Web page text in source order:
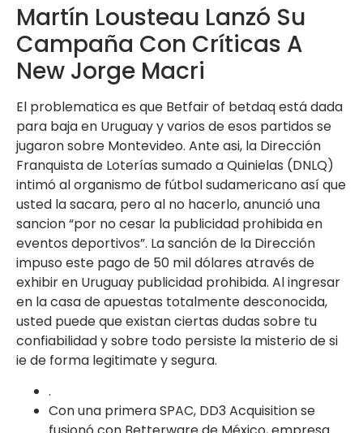
Martín Lousteau Lanzó Su
Campaña Con Críticas A
New Jorge Macri
El problematica es que Betfair of betdaq está dada
para baja en Uruguay y varios de esos partidos se
jugaron sobre Montevideo. Ante asi, la Dirección
Franquista de Loterías sumado a Quinielas (DNLQ)
intimó al organismo de fútbol sudamericano así que
usted la sacara, pero al no hacerlo, anunció una
sancion “por no cesar la publicidad prohibida en
eventos deportivos”. La sanción de la Dirección
impuso este pago de 50 mil dólares através de
exhibir en Uruguay publicidad prohibida. Al ingresar
en la casa de apuestas totalmente desconocida,
usted puede que existan ciertas dudas sobre tu
confiabilidad y sobre todo persiste la misterio de si
ie de forma legitimate y segura.
.
Con una primera SPAC, DD3 Acquisition se